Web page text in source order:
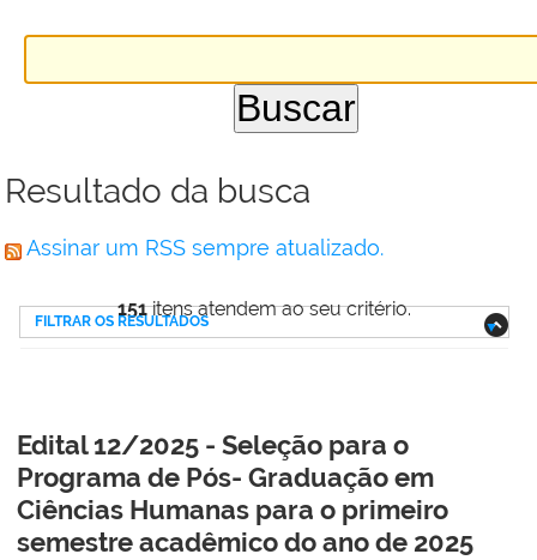
Resultado da busca
Assinar um RSS sempre atualizado.
151itens atendem ao seu critério.
FILTRAR OS RESULTADOS
Edital 12/2025 - Seleção para o
Programa de Pós- Graduação em
Ciências Humanas para o primeiro
semestre acadêmico do ano de 2025